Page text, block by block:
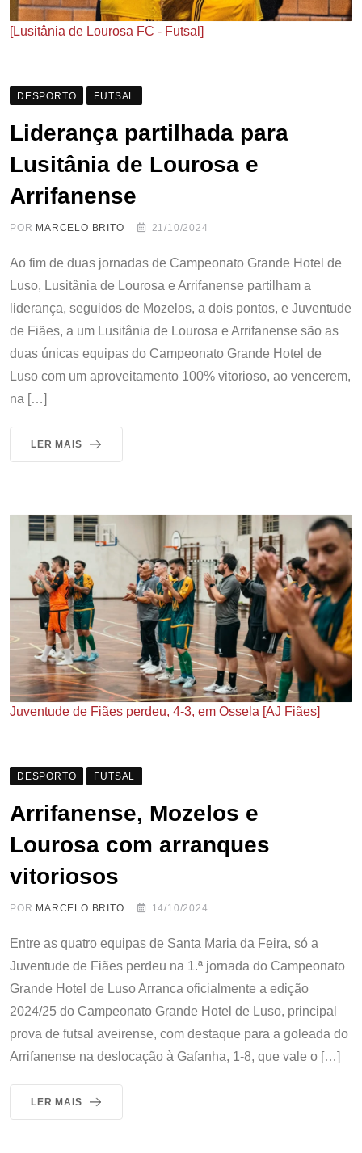
[Lusitânia de Lourosa FC - Futsal]
DESPORTO FUTSAL
Liderança partilhada para
Lusitânia de Lourosa e
Arrifanense
POR MARCELO BRITO 21/10/2024
Ao fim de duas jornadas de Campeonato Grande Hotel de
Luso, Lusitânia de Lourosa e Arrifanense partilham a
liderança, seguidos de Mozelos, a dois pontos, e Juventude
de Fiães, a um Lusitânia de Lourosa e Arrifanense são as
duas únicas equipas do Campeonato Grande Hotel de
Luso com um aproveitamento 100% vitorioso, ao vencerem,
na […]
LER MAIS
Juventude de Fiães perdeu, 4-3, em Ossela [AJ Fiães]
DESPORTO FUTSAL
Arrifanense, Mozelos e
Lourosa com arranques
vitoriosos
POR MARCELO BRITO 14/10/2024
Entre as quatro equipas de Santa Maria da Feira, só a
Juventude de Fiães perdeu na 1.ª jornada do Campeonato
Grande Hotel de Luso Arranca oficialmente a edição
2024/25 do Campeonato Grande Hotel de Luso, principal
prova de futsal aveirense, com destaque para a goleada do
Arrifanense na deslocação à Gafanha, 1-8, que vale o […]
LER MAIS